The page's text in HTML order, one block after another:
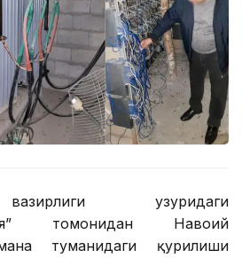
ҳузуридаги
томонидан Навоий
туманидаги қурилиши